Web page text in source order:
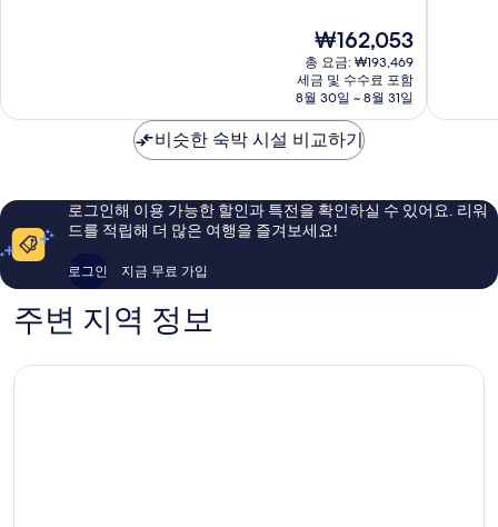
치
륭
용
기
1,005
현
재
요
금
₩162,053
₩162,053
총 요금: ₩193,469
세금 및 수수료 포함
8월 30일 ~ 8월 31일
Pooler
고
용
후
비슷한 숙박 시설 비교하기
로그인해 이용 가능한 할인과 특전을 확인하실 수 있어요. 리워
드를 적립해 더 많은 여행을 즐겨보세요!
로그인 지금 무료 가입
주변 지역 정보